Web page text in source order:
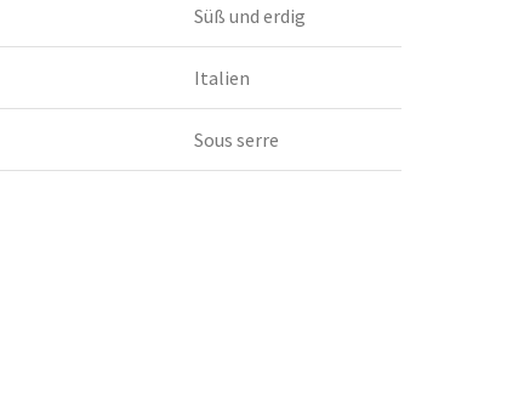
Süß und erdig
Italien
Sous serre